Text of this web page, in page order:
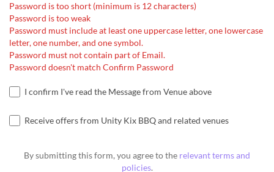
Password is too short (minimum is 12 characters)
Password is too weak
Password must include at least one uppercase letter, one lowercase
letter, one number, and one symbol.
Password must not contain part of Email.
Password doesn't match Confirm Password
I confirm I've read the Message from Venue above
Receive offers from Unity Kix BBQ and related venues
By submitting this form, you agree to the relevant terms and
policies.